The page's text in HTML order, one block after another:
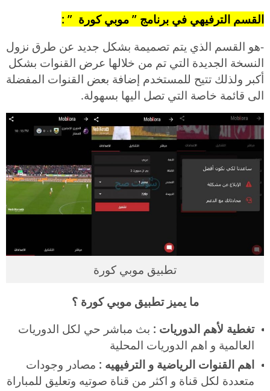
القسم الترفيهي في برنامج ” موبي كورة ” :
-هو القسم الذي يتم تصميمة بشكل جديد عن طرق نزول
النسخة الجديدة التي تم من خلالها عرض القنوات بشكل
أكبر ولذلك تتيح للمستخدم إضافة بعض القنوات المفضلة
الى قائمة خاصة التي تصل اليها بسهولة.
تطبيق موبي كورة
ما يميز تطبيق موبي كورة ؟
تغطية لأهم الدوريات : بث مباشر حي لكل الدوريات
العالمية و اهم الدوريات المحلية
اهم القنوات الرياضية و الترفيهيه : مصادر وجودات
متعددة لكل قناة و اكثر من قناة صوتيه وتعليق للمباراة